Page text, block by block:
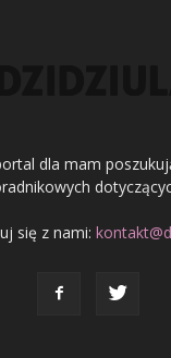
dla mam
się z nami: